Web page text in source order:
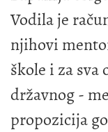
Vodila je
njihovi
škole i za sva
državnog -
propozicija